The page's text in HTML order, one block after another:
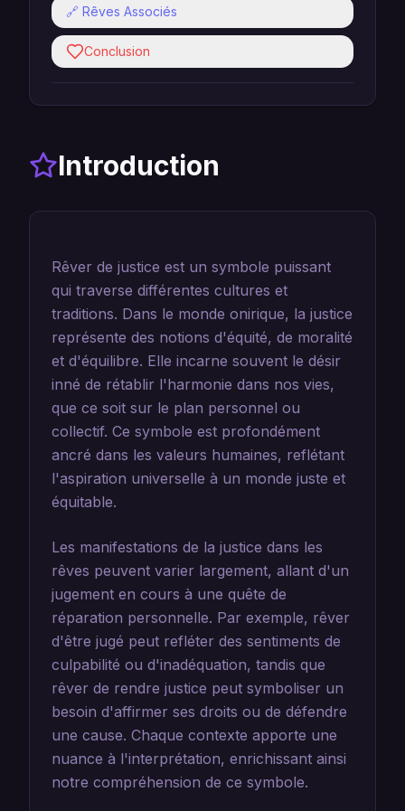
🔗 Rêves Associés
Conclusion
Introduction
Rêver de justice est un symbole puissant
qui traverse différentes cultures et
traditions. Dans le monde onirique, la justice
représente des notions d'équité, de moralité
et d'équilibre. Elle incarne souvent le désir
inné de rétablir l'harmonie dans nos vies,
que ce soit sur le plan personnel ou
collectif. Ce symbole est profondément
ancré dans les valeurs humaines, reflétant
l'aspiration universelle à un monde juste et
équitable.
Les manifestations de la justice dans les
rêves peuvent varier largement, allant d'un
jugement en cours à une quête de
réparation personnelle. Par exemple, rêver
d'être jugé peut refléter des sentiments de
culpabilité ou d'inadéquation, tandis que
rêver de rendre justice peut symboliser un
besoin d'affirmer ses droits ou de défendre
une cause. Chaque contexte apporte une
nuance à l'interprétation, enrichissant ainsi
notre compréhension de ce symbole.